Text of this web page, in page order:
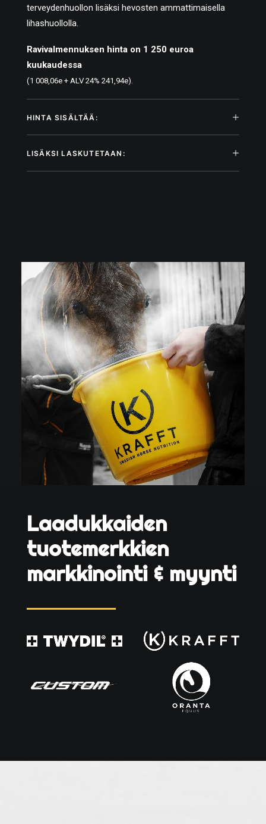
terveydenhuollon lisäksi hevosten ammattimaisella
lihashuollolla.
Ravivalmennuksen hinta on 1 250 euroa
kuukaudessa
(1 008,06e + ALV 24% 241,94e).
HINTA SISÄLTÄÄ:
LISÄKSI LASKUTETAAN:
Laadukkaiden
tuotemerkkien
markkinointi & myynti